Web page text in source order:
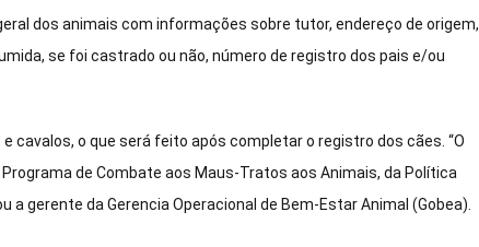
dos animais com informações sobre tutor, endereço de origem,
se foi castrado ou não, número de registro dos pais e/ou
cavalos, o que será feito após completar o registro dos cães. “O
de Combate aos Maus-Tratos aos Animais, da Política
gerente da Gerencia Operacional de Bem-Estar Animal (Gobea).